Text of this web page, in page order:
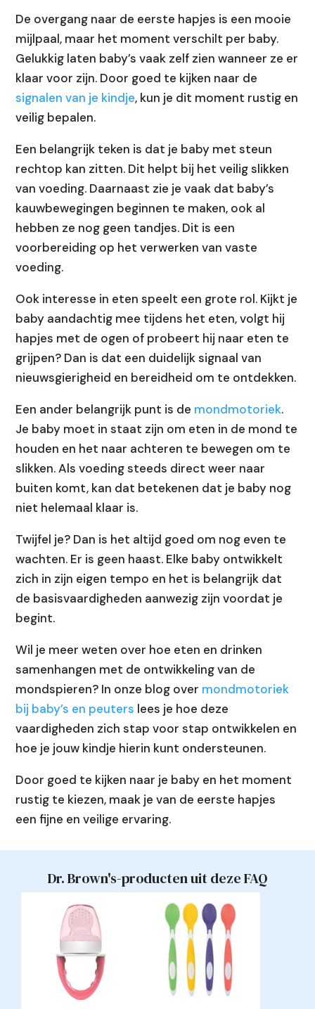
De overgang naar de eerste hapjes is een mooie
mijlpaal, maar het moment verschilt per baby.
Gelukkig laten baby’s vaak zelf zien wanneer ze er
klaar voor zijn. Door goed te kijken naar de
signalen van je kindje, kun je dit moment rustig en
veilig bepalen.
Een belangrijk teken is dat je baby met steun
rechtop kan zitten. Dit helpt bij het veilig slikken
van voeding. Daarnaast zie je vaak dat baby’s
kauwbewegingen beginnen te maken, ook al
hebben ze nog geen tandjes. Dit is een
voorbereiding op het verwerken van vaste
voeding.
Ook interesse in eten speelt een grote rol. Kijkt je
baby aandachtig mee tijdens het eten, volgt hij
hapjes met de ogen of probeert hij naar eten te
grijpen? Dan is dat een duidelijk signaal van
nieuwsgierigheid en bereidheid om te ontdekken.
Een ander belangrijk punt is de mondmotoriek.
Je baby moet in staat zijn om eten in de mond te
houden en het naar achteren te bewegen om te
slikken. Als voeding steeds direct weer naar
buiten komt, kan dat betekenen dat je baby nog
niet helemaal klaar is.
Twijfel je? Dan is het altijd goed om nog even te
wachten. Er is geen haast. Elke baby ontwikkelt
zich in zijn eigen tempo en het is belangrijk dat
de basisvaardigheden aanwezig zijn voordat je
begint.
Wil je meer weten over hoe eten en drinken
samenhangen met de ontwikkeling van de
mondspieren? In onze blog over mondmotoriek
bij baby’s en peuters lees je hoe deze
vaardigheden zich stap voor stap ontwikkelen en
hoe je jouw kindje hierin kunt ondersteunen.
Door goed te kijken naar je baby en het moment
rustig te kiezen, maak je van de eerste hapjes
een fijne en veilige ervaring.
Dr. Brown's-producten uit deze FAQ